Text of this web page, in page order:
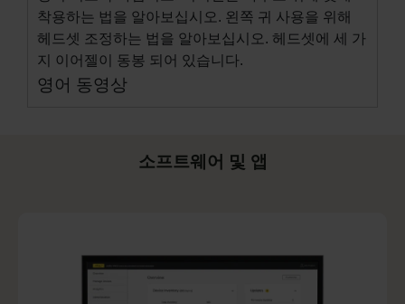
착용하는 법을 알아보십시오. 왼쪽 귀 사용을 위해
헤드셋 조정하는 법을 알아보십시오. 헤드셋에 세 가
지 이어젤이 동봉 되어 있습니다.
영어 동영상
소프트웨어 및 앱